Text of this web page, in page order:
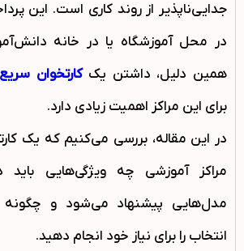
جدایی‌ناپذیر از روند کاری است. این
در محل آموزشگاه یا در خانه
همین دلیل، داشتن یککارتخوان
برای این مراکز اهمیت زیادی دارد.
در این مقاله، بررسی می‌کنیم که یک
مراکز آموزشی چه ویژگی‌هایی
مدل‌هایی پیشنهاد می‌شود و چگونه
انتخاب را برای نیاز خود انجام دهید.